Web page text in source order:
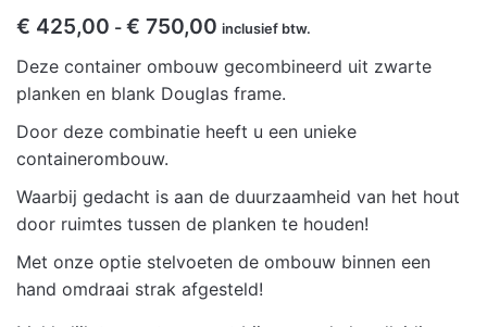
€ 425,00 - € 750,00 Prijsklasse:
tot
€ 750,00
inclusief btw.
Deze container ombouw gecombineerd uit zwarte
planken en blank Douglas frame.
Door deze combinatie heeft u een unieke
containerombouw.
Waarbij gedacht is aan de duurzaamheid van het hout
door ruimtes tussen de planken te houden!
Met onze optie stelvoeten de ombouw binnen een
hand omdraai strak afgesteld!